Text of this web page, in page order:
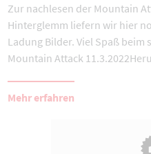
Zur nachlesen der Mountain
Hinterglemm liefern wir hier
Ladung Bilder. Viel Spaß
Mountain Attack
Mehr erfahren